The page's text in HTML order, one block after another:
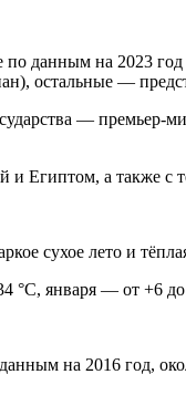
данным на 2023
остальные —
— премьер-
Египтом, а также
сухое лето и
°C, января — от +6
на 2016 год,